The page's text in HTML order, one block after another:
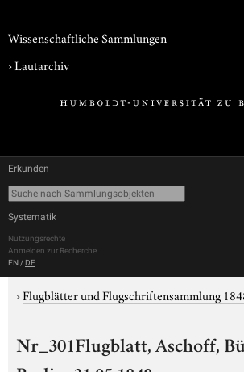
Wissenschaftliche Sammlungen
›Lautarchiv
Erkunden
Systematik
Nutzungsrechte
Anmelden zur Recherche
EN / DE
›Flugblätter und Flugschriftensammlung
Nr_301Flugblatt, Aschoff,